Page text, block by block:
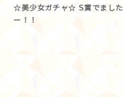
☆美少女ガチャ☆ S賞でました
ー！！